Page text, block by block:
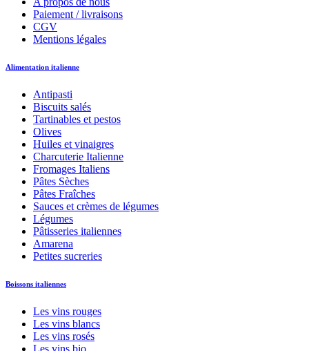
Paiement / livraisons
CGV
Mentions légales
Alimentation italienne
Antipasti
Biscuits salés
Tartinables et pestos
Olives
Huiles et vinaigres
Charcuterie Italienne
Fromages Italiens
Pâtes Sèches
Pâtes Fraîches
Sauces et crèmes de légumes
Légumes
Pâtisseries italiennes
Amarena
Petites sucreries
Boissons italiennes
Les vins rouges
Les vins blancs
Les vins rosés
Les vins bio